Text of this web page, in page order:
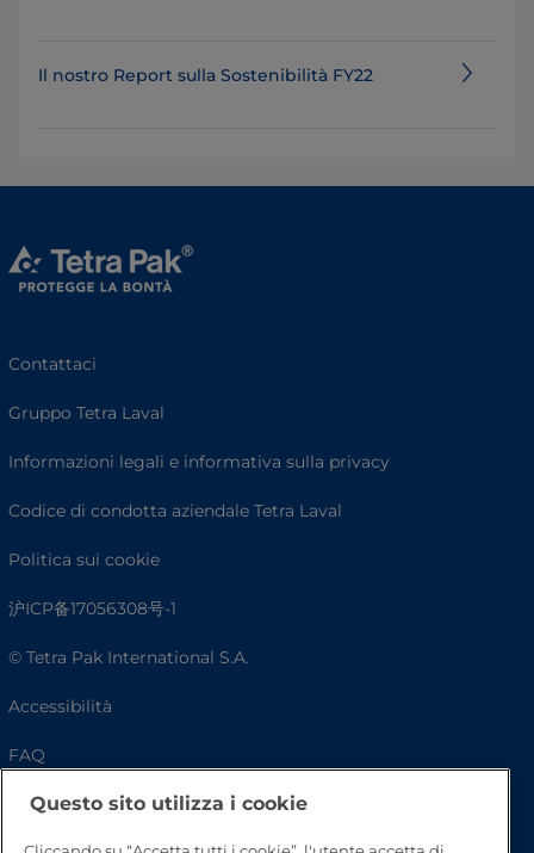
Il nostro Report sulla Sostenibilità FY22
Contattaci
Gruppo Tetra Laval
Informazioni legali e informativa sulla privacy
Codice di condotta aziendale Tetra Laval
Politica sui cookie
沪ICP备17056308号-1
© Tetra Pak International S.A.
Accessibilità
FAQ
Questo sito utilizza i cookie